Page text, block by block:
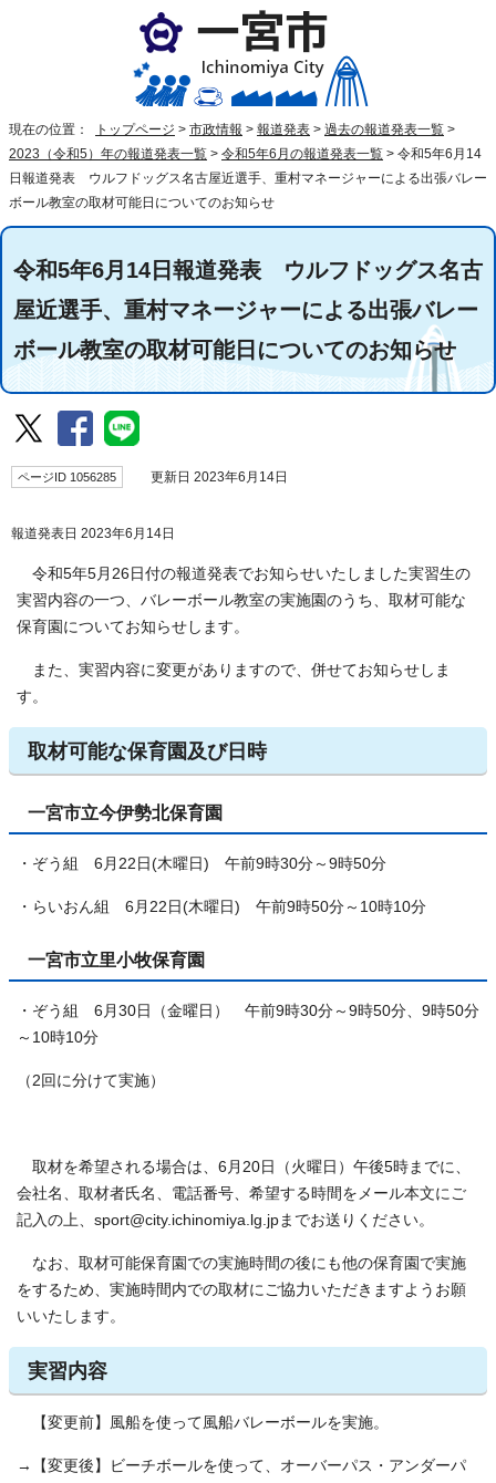
現在の位置： トップページ > 市政情報 > 報道発表 > 過去の報道発表一覧 >
2023（令和5）年の報道発表一覧 > 令和5年6月の報道発表一覧 > 令和5年6月14
日報道発表 ウルフドッグス名古屋近選手、重村マネージャーによる出張バレー
ボール教室の取材可能日についてのお知らせ
令和5年6月14日報道発表 ウルフドッグス名古
屋近選手、重村マネージャーによる出張バレー
ボール教室の取材可能日についてのお知らせ
ページID 1056285 更新日 2023年6月14日
報道発表日 2023年6月14日
令和5年5月26日付の報道発表でお知らせいたしました実習生の
実習内容の一つ、バレーボール教室の実施園のうち、取材可能な
保育園についてお知らせします。
また、実習内容に変更がありますので、併せてお知らせしま
す。
取材可能な保育園及び日時
一宮市立今伊勢北保育園
・ぞう組 6月22日(木曜日) 午前9時30分～9時50分
・らいおん組 6月22日(木曜日) 午前9時50分～10時10分
一宮市立里小牧保育園
・ぞう組 6月30日（金曜日） 午前9時30分～9時50分、9時50分
～10時10分
（2回に分けて実施）
取材を希望される場合は、6月20日（火曜日）午後5時までに、
会社名、取材者氏名、電話番号、希望する時間をメール本文にご
記入の上、sport@city.ichinomiya.lg.jpまでお送りください。
なお、取材可能保育園での実施時間の後にも他の保育園で実施
をするため、実施時間内での取材にご協力いただきますようお願
いいたします。
実習内容
【変更前】風船を使って風船バレーボールを実施。
→【変更後】ビーチボールを使って、オーバーパス・アンダーパ